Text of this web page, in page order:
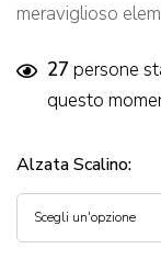
meraviglioso
27 persone
questo
Alzata Scalino: